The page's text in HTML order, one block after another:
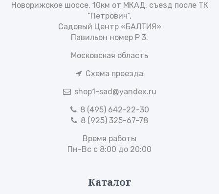
Новорижское шоссе, 10км от МКАД, съезд после ТК
“Петрович”,
Садовый Центр «БАЛТИЯ»
Павильон номер Р 3.
Московская область
Схема проезда
shop1-sad@yandex.ru
8 (495) 642-22-30
8 (925) 325-67-78
Время работы
Пн-Вс с 8:00 до 20:00
Каталог